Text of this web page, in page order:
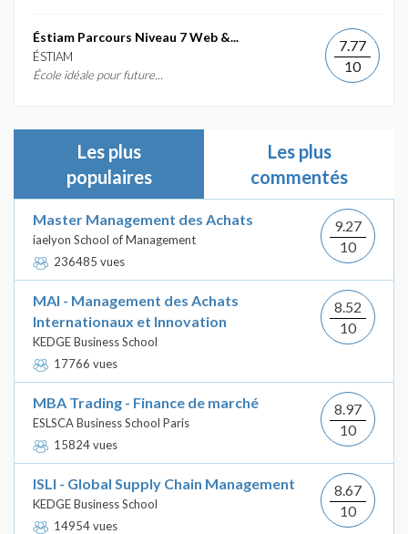
Éstiam Parcours Niveau 7 Web &...
ÉSTIAM
École idéale pour future...
7.77
10
Les plus
populaires
Les plus
commentés
Master Management des Achats
iaelyon School of Management
236485 vues
9.27
10
MAI - Management des Achats
Internationaux et Innovation
KEDGE Business School
17766 vues
8.52
10
MBA Trading - Finance de marché
ESLSCA Business School Paris
15824 vues
8.97
10
ISLI - Global Supply Chain Management
KEDGE Business School
14954 vues
8.67
10